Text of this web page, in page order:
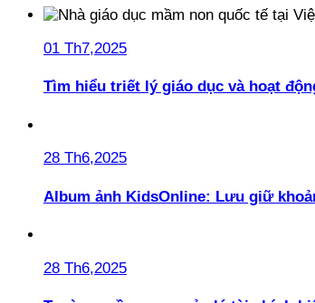
01 Th7,2025
Tìm hiểu triết lý giáo dục và hoạt
28 Th6,2025
Album ảnh KidsOnline: Lưu giữ
28 Th6,2025